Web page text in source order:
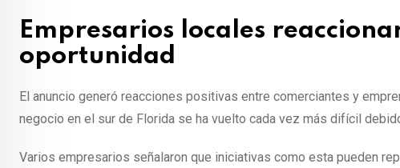
Empresarios locales
oportunidad
El anuncio generó reacciones positivas entre comerciantes y
negocio en el sur de Florida se ha vuelto cada vez más difícil
Varios empresarios señalaron que iniciativas como esta pueden